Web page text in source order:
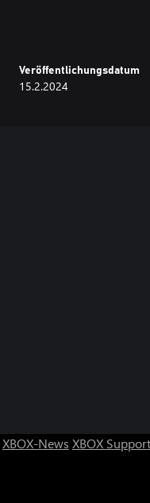
Veröffentlichungsdatum
15.2.2024
XBOX-News XBOX Support